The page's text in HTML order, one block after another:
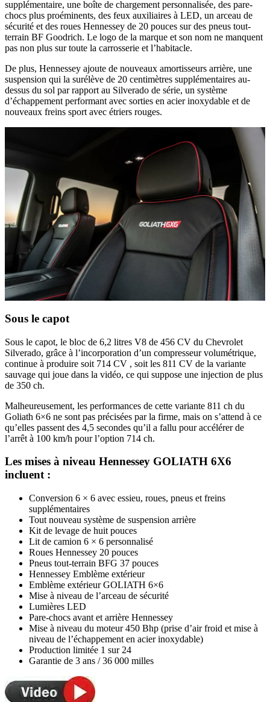
supplémentaire, une boîte de chargement personnalisée, des pare-
chocs plus proéminents, des feux auxiliaires à LED, un arceau de
sécurité et des roues Hennessey de 20 pouces sur des pneus tout-
terrain BF Goodrich. Le logo de la marque et son nom ne manquent
pas non plus sur toute la carrosserie et l’habitacle.
De plus, Hennessey ajoute de nouveaux amortisseurs arrière, une
suspension qui la surélève de 20 centimètres supplémentaires au-
dessus du sol par rapport au Silverado de série, un système
d’échappement performant avec sorties en acier inoxydable et de
nouveaux freins sport avec étriers rouges.
Sous le capot
Sous le capot, le bloc de 6,2 litres V8 de 456 CV du Chevrolet
Silverado, grâce à l’incorporation d’un compresseur volumétrique,
continue à produire soit 714 CV , soit les 811 CV de la variante
sauvage qui joue dans la vidéo, ce qui suppose une injection de plus
de 350 ch.
Malheureusement, les performances de cette variante 811 ch du
Goliath 6×6 ne sont pas précisées par la firme, mais on s’attend à ce
qu’elles passent des 4,5 secondes qu’il a fallu pour accélérer de
l’arrêt à 100 km/h pour l’option 714 ch.
Les mises à niveau Hennessey GOLIATH 6X6
incluent :
Conversion 6 × 6 avec essieu, roues, pneus et freins
supplémentaires
Tout nouveau système de suspension arrière
Kit de levage de huit pouces
Lit de camion 6 × 6 personnalisé
Roues Hennessey 20 pouces
Pneus tout-terrain BFG 37 pouces
Hennessey Emblème extérieur
Emblème extérieur GOLIATH 6×6
Mise à niveau de l’arceau de sécurité
Lumières LED
Pare-chocs avant et arrière Hennessey
Mise à niveau du moteur 450 Bhp (prise d’air froid et mise à
niveau de l’échappement en acier inoxydable)
Production limitée 1 sur 24
Garantie de 3 ans / 36 000 milles